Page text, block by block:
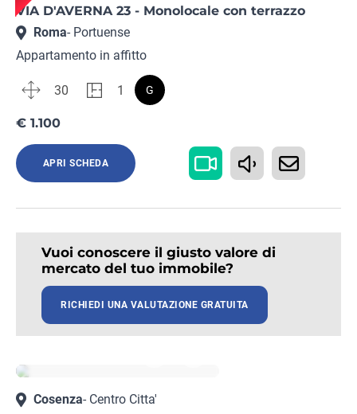
VIA D'AVERNA 23 - Monolocale con terrazzo
Roma- Portuense
Appartamento in affitto
30 1 G
€ 1.100
APRI SCHEDA
Vuoi conoscere il giusto valore di
mercato del tuo immobile?
RICHIEDI UNA VALUTAZIONE GRATUITA
Cosenza- Centro Citta'